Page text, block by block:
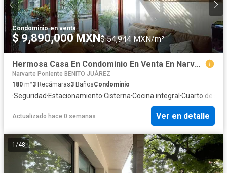
Condominio·en venta
$ 9,890,000 MXN$ 54,944 MXN/m²
Hermosa Casa En Condominio En Venta En Narvarte!!
Narvarte Poniente BENITO JUÁREZ
180 m²3 Recámaras3 BañosCondominio
·Seguridad·Estacionamiento·Cisterna·Cocina integral ·Cuarto de
Actualizado hace 0 semanas Ver en detalle
1 /48